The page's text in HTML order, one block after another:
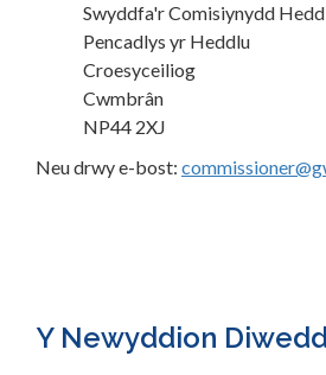
Swyddfa'r Comisiynydd
Pencadlys yr Heddlu
Croesyceiliog
Cwmbrân
NP44 2XJ
Neu drwy e-bost:
Y Newyddion